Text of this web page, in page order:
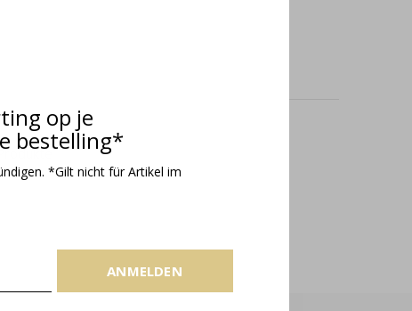
op je
bestelling*
*Gilt nicht für Artikel im
ANMELDEN